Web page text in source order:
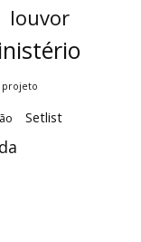
louvor
projeto
Setlist